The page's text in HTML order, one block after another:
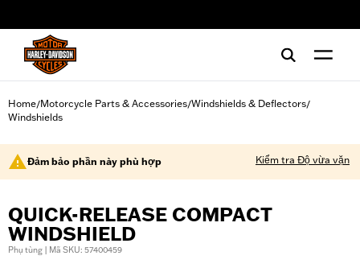
Home/Motorcycle Parts & Accessories/Windshields & Deflectors/
Windshields
Đảm bảo phần này phù hợp Kiểm tra Độ vừa vặn
QUICK-RELEASE COMPACT
WINDSHIELD
Phụ tùng | Mã SKU: 57400459